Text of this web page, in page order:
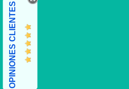
OPINIONES CLIENTES